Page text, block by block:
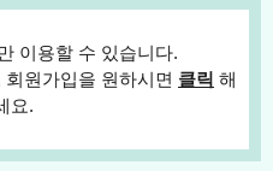
이용할 수 있습니다.
회원가입을 원하시면 클릭 해
요.